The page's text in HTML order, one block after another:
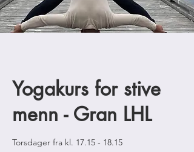
Yogakurs for stive
menn - Gran LHL
Torsdager fra kl. 17.15 - 18.15